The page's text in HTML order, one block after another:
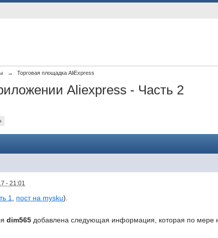
→ Торговая площадка AliExpress
Aliexpress - Часть 2
- 21:01
1 пост на mysku).
dim565 добавлена следующая информация, которая по мере